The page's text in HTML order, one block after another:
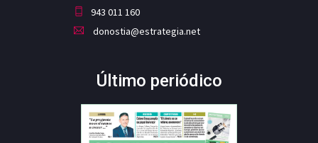
943 011 160
donostia@estrategia.net
Último periódico